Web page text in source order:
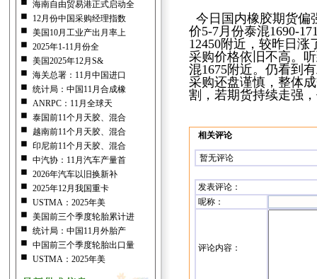
海南自由贸易港正式启动全
12月份中国采购经理指数
美国10月工业产出月率上
2025年1-11月份全
美国2025年12月S&
海关总署：11月中国进口
统计局：中国11月合成橡
ANRPC：11月全球天
泰国前11个月天胶、混合
越南前11个月天胶、混合
印尼前11个月天胶、混合
中汽协：11月汽车产量首
2026年汽车以旧换新补
2025年12月我国重卡
USTMA：2025年美
美国前三个季度轮胎累计进
统计局：中国11月外胎产
中国前三个季度轮胎出口量
USTMA：2025年美
今日国内橡胶期货偏
价5-7月份泰混1690-
12450附近，较昨日
采购价格依旧不高。
混1675附近。仍看到
采购还盘谨慎，整体
割，若期货持续走强
相关评论
暂无评论
发表评论：
呢称：
评论内容：